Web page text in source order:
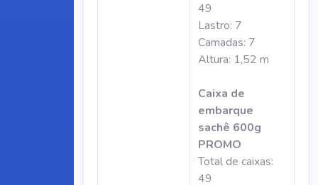
49
Lastro: 7
Camadas: 7
Altura: 1,52 m
Caixa de
embarque
sachê 600g
PROMO
Total de caixas:
49